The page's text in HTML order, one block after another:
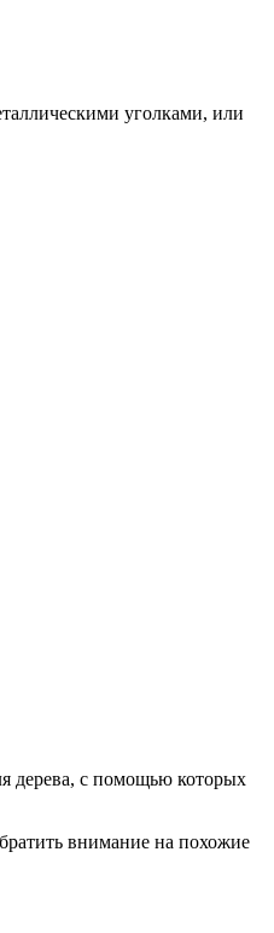
уголками, или
дерева, с помощью которых
внимание на похожие